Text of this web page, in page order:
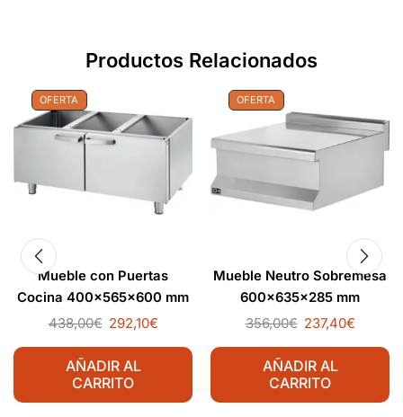
Productos Relacionados
OFERTA
Mueble con Puertas
Cocina 400x565x600 mm
438,00€ 292,10€
AÑADIR AL
CARRITO
OFERTA
Mueble Neutro Sobremesa
600x635x285 mm
356,00€ 237,40€
AÑADIR AL
CARRITO